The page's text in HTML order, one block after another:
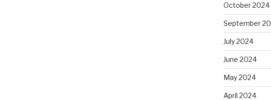
October 2024
September
July 2024
June 2024
May 2024
April 2024